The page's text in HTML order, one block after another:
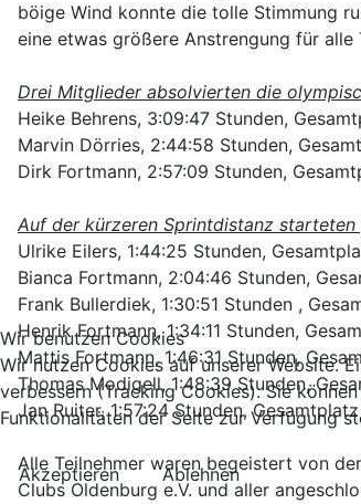
böige Wind konnte die tolle Stimmung
eine etwas größere Anstrengung für alle
Drei Mitglieder absolvierten die
Heike Behrens, 3:09:47 Stunden,
Marvin Dörries, 2:44:58 Stunden,
Dirk Fortmann, 2:57:09 Stunden,
Auf der kürzeren Sprintdistanz
Ulrike Eilers, 1:44:25 Stunden,
Bianca Fortmann, 2:04:46 Stunden,
Frank Bullerdiek, 1:30:51 Stunden ,
Henrik Fortmann, 1:34:11 Stunden,
Mattis Fortmann, 1:46:31 Stunden,
Thomas Modigell, 1:48:39 Stunden,
Jan Ruiter, 1:57:24 Stunden,
Alle Teilnehmer waren begeistert von
Clubs Oldenburg e.V. und aller
Wir benutzen Cookies
Wir nutzen Cookies auf unserer Website.
verbessern (Tracking Cookies). Sie
Funktionalitäten der Seite zur Verfügung
Akzeptieren Ablehnen